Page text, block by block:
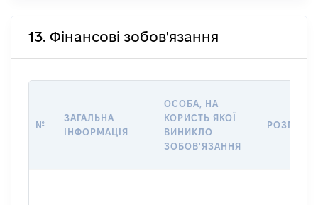
13. Фінансові зобов'язання
№
ЗАГАЛЬНА
ІНФОРМАЦІЯ
ОСОБА, НА
КОРИСТЬ ЯКОЇ
ВИНИКЛО
ЗОБОВ'ЯЗАННЯ
РОЗМІР